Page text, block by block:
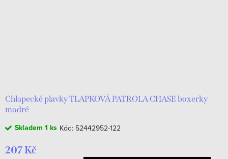
Chlapecké plavky TLAPKOVÁ PATROLA CHASE boxerky
modré
Skladem 1 ks Kód: 52442952-122
207 Kč